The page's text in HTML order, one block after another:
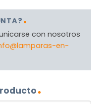
con nosotros
en-